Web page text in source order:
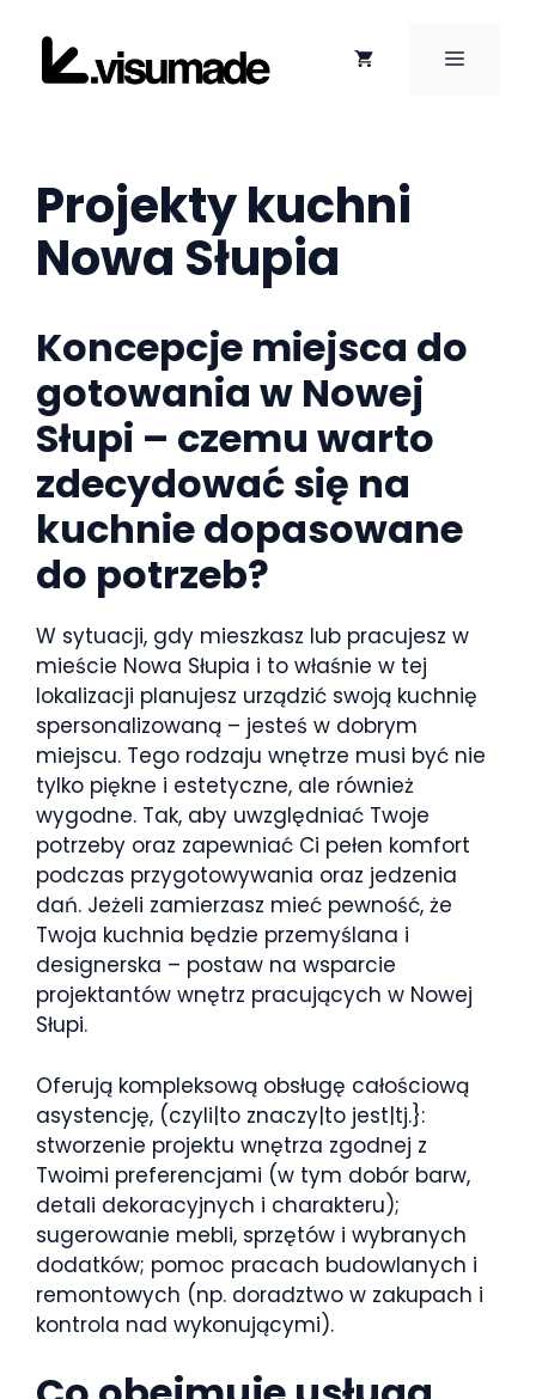
treści
MENU
Projekty kuchni
Nowa Słupia
Koncepcje miejsca do
gotowania w Nowej
Słupi – czemu warto
zdecydować się na
kuchnie dopasowane
do potrzeb?
W sytuacji, gdy mieszkasz lub pracujesz w
mieście Nowa Słupia i to właśnie w tej
lokalizacji planujesz urządzić swoją kuchnię
spersonalizowaną – jesteś w dobrym
miejscu. Tego rodzaju wnętrze musi być nie
tylko piękne i estetyczne, ale również
wygodne. Tak, aby uwzględniać Twoje
potrzeby oraz zapewniać Ci pełen komfort
podczas przygotowywania oraz jedzenia
dań. Jeżeli zamierzasz mieć pewność, że
Twoja kuchnia będzie przemyślana i
designerska – postaw na wsparcie
projektantów wnętrz pracujących w Nowej
Słupi.
Oferują kompleksową obsługę całościową
asystencję, (czyli|to znaczy|to jest|tj.}:
stworzenie projektu wnętrza zgodnej z
Twoimi preferencjami (w tym dobór barw,
detali dekoracyjnych i charakteru);
sugerowanie mebli, sprzętów i wybranych
dodatków; pomoc pracach budowlanych i
remontowych (np. doradztwo w zakupach i
kontrola nad wykonującymi).